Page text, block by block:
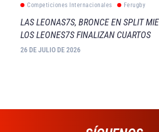
Competiciones Internacionales Ferugby
LAS LEONAS7S, BRONCE EN SPLIT
LOS LEONES7S FINALIZAN CUARTOS
26 DE JULIO DE 2026